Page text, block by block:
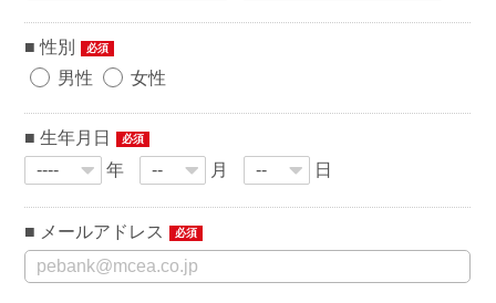
性別 必須
男性 女性
生年月日 必須
年 月 日
メールアドレス 必須